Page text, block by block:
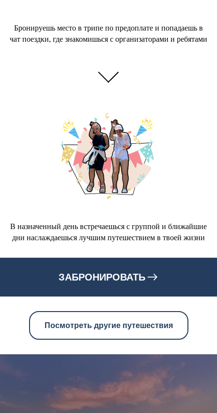
Бронируешь место в трипе по предоплате и попадаешь в
чат поездки, где знакомишься с организаторами и ребятами
В назначенный день встречаешься с группой и ближайшие
дни наслаждаешься лучшим путешествием в твоей жизни
ЗАБРОНИРОВАТЬ
Посмотреть другие путешествия